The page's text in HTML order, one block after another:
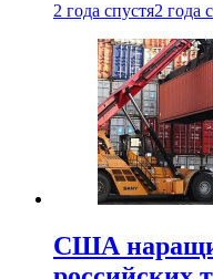
2 года спустя2 года
США